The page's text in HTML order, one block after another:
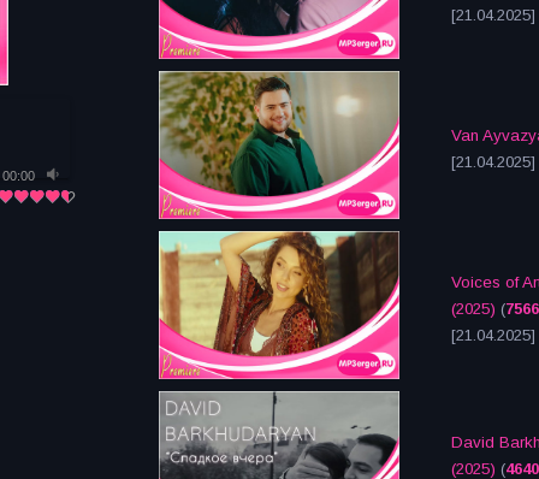
00:00
Van
Voices of
(2025) (7566
David
(2025) (4640